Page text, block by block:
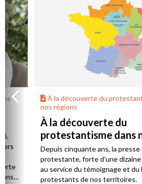
À la découverte du
nos régions
À la découverte du
protestantisme dans
régions
Depuis cinquante ans, la presse
protestante, forte d’une
au service du témoignage et du
protestants de nos territoires.